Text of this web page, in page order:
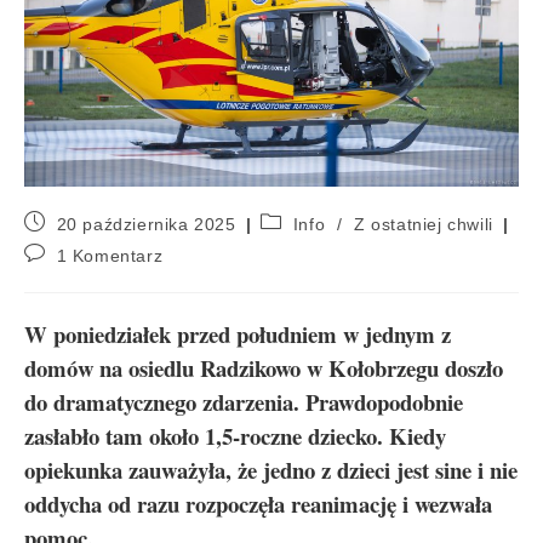
20 października 2025 Info /
Z ostatniej chwili
1 Komentarz
W poniedziałek przed południem w jednym z
domów na osiedlu Radzikowo w Kołobrzegu doszło
do dramatycznego zdarzenia. Prawdopodobnie
zasłabło tam około 1,5-roczne dziecko. Kiedy
opiekunka zauważyła, że jedno z dzieci jest sine i nie
oddycha od razu rozpoczęła reanimację i wezwała